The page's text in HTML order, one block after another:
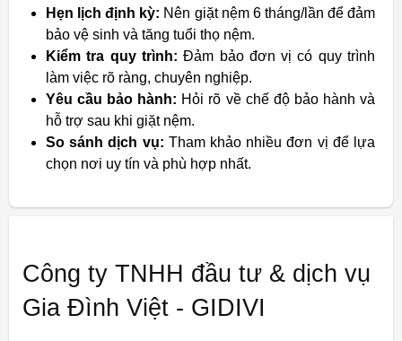
Hẹn lịch định kỳ: Nên giặt nệm 6 tháng/lần để đảm
bảo vệ sinh và tăng tuổi thọ nệm.
Kiểm tra quy trình: Đảm bảo đơn vị có quy trình
làm việc rõ ràng, chuyên nghiệp.
Yêu cầu bảo hành: Hỏi rõ về chế độ bảo hành và
hỗ trợ sau khi giặt nệm.
So sánh dịch vụ: Tham khảo nhiều đơn vị để lựa
chọn nơi uy tín và phù hợp nhất.
Công ty TNHH đầu tư & dịch vụ
Gia Đình Việt - GIDIVI